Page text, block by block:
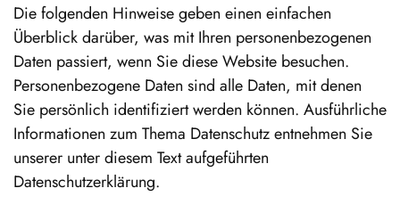
Die folgenden Hinweise geben einen einfachen
Überblick darüber, was mit Ihren personenbezogenen
Daten passiert, wenn Sie diese Website besuchen.
Personenbezogene Daten sind alle Daten, mit denen
Sie persönlich identifiziert werden können. Ausführliche
Informationen zum Thema Datenschutz entnehmen Sie
unserer unter diesem Text aufgeführten
Datenschutzerklärung.